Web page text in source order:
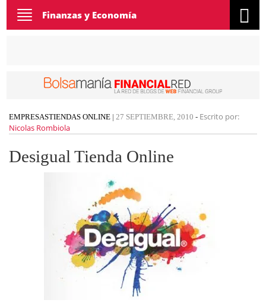
Toggle
navigation
Finanzas y Economía
EMPRESASTIENDAS ONLINE | 27 SEPTIEMBRE, 2010 - Escrito por:
Nicolas Rombiola
Desigual Tienda Online